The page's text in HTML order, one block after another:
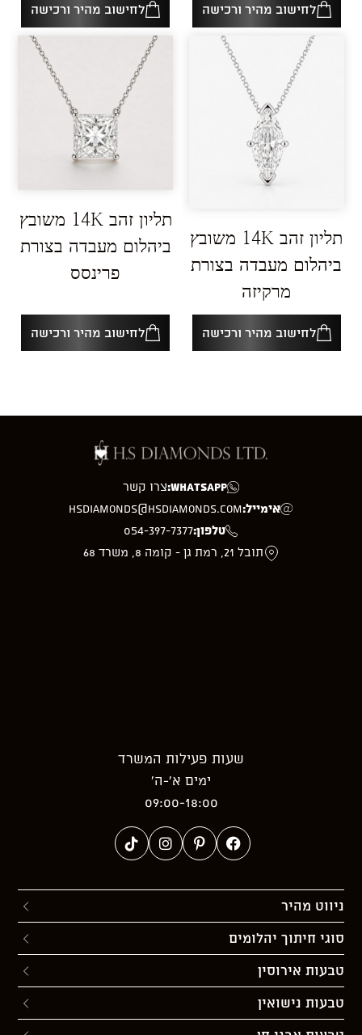
לחישוב מהיר ורכישה לחישוב מהיר ורכישה
תליון זהב 14K משובץ
ביהלום מעבדה בצורת
מרקיזה
לחישוב מהיר ורכישה
תליון זהב 14K משובץ
ביהלום מעבדה בצורת
פרינסס
לחישוב מהיר ורכישה
WhatsApp: צרו קשר
אימייל:hsdiamonds@hsdiamonds.com
טלפון:054-397-7377
תובל 21, רמת גן - קומה 8, משרד 68
שעות פעילות המשרד
ימים א’-ה’
09:00-18:00
ניווט מהיר
סוגי חיתוך יהלומים
טבעות אירוסין
טבעות נישואין